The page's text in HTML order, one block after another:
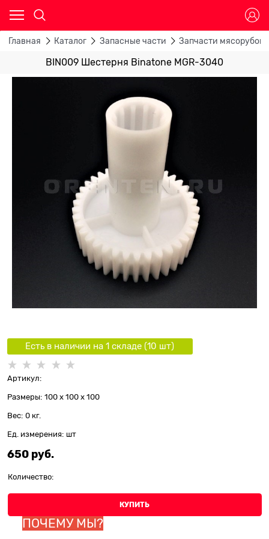
Главная Каталог Запасные части Запчасти мясорубок
BIN009 Шестерня Binatone MGR-3040
Есть в наличии на 1 складe (10 шт)
Артикул:
Размеры: 100 x 100 x 100
Вес: 0 кг.
Ед. измерения: шт
650 руб.
Количество:
КУПИТЬ
ПОЧЕМУ МЫ?